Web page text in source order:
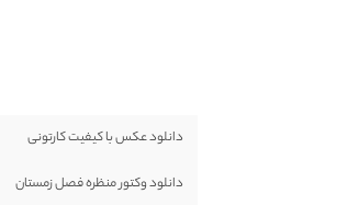
دانلود عکس با کیفیت کارتونی
دانلود وکتور منظره فصل زمستان